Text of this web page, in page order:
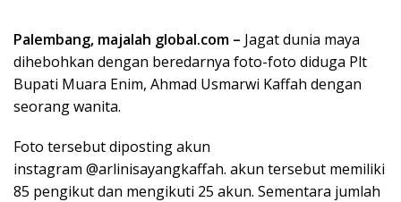
Palembang, majalah global.com – Jagat dunia maya
dihebohkan dengan beredarnya foto-foto diduga Plt
Bupati Muara Enim, Ahmad Usmarwi Kaffah dengan
seorang wanita.
Foto tersebut diposting akun
instagram @arlinisayangkaffah. akun tersebut memiliki
85 pengikut dan mengikuti 25 akun. Sementara jumlah